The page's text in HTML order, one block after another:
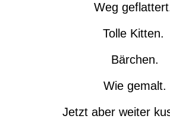
Weg
Tolle Kitten.
Bärchen.
Wie gemalt.
Jetzt aber weiter